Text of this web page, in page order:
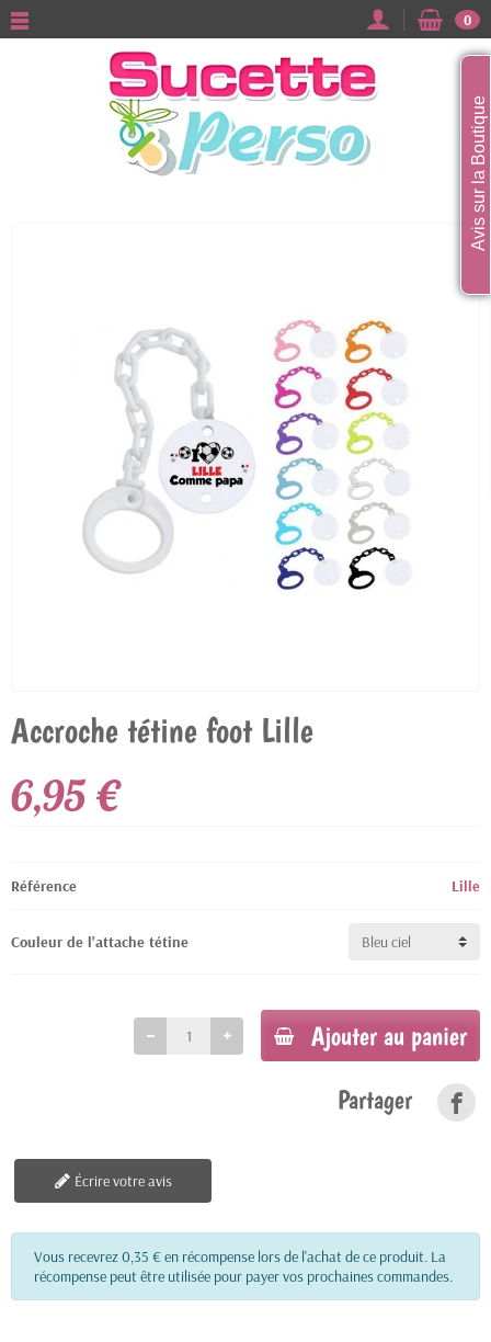
0
Accroche tétine foot Lille
6,95 €
Référence Lille
Couleur de l'attache tétine
Ajouter au panier
Partager
Écrire votre avis
Vous recevrez 0,35 € en récompense lors de l'achat de ce produit. La
récompense peut être utilisée pour payer vos prochaines commandes.
Avis sur la Boutique